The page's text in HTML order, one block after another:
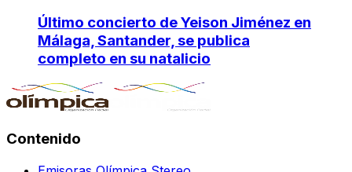
Último concierto de Yeison Jiménez en
Málaga, Santander, se publica
completo en su natalicio
Contenido